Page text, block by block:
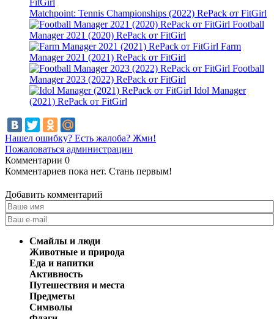
Matchpoint: Tennis Championships (2022) RePack от FitGirl
Football
Manager 2021 (2020) RePack от FitGirl
Farm
Manager 2021 (2021) RePack от FitGirl
Football
Manager 2023 (2022) RePack от FitGirl
Idol Manager
(2021) RePack от FitGirl
Нашел ошибку? Есть жалоба? Жми!
Пожаловаться администрации
Комментарии 0
Комментариев пока нет. Стань первым!
Добавить комментарий
Смайлы и люди
Животные и природа
Еда и напитки
Активность
Путешествия и места
Предметы
Символы